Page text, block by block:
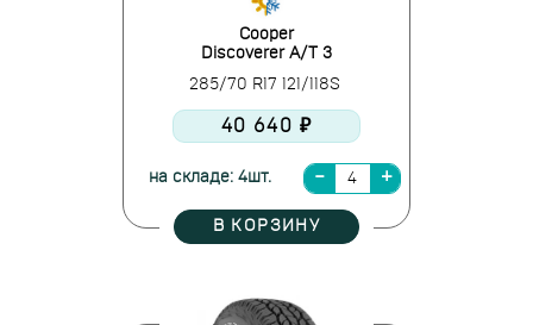
Cooper
Discoverer A/T 3
285/70 R17 121/118S
40 640 ₽
на складе: 4шт.
В КОРЗИНУ